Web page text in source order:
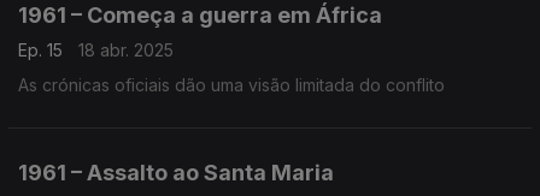
1961 – Começa a guerra em África
Ep. 15
18 abr. 2025
As crónicas oficiais dão uma visão limitada do conflito
1961 – Assalto ao Santa Maria